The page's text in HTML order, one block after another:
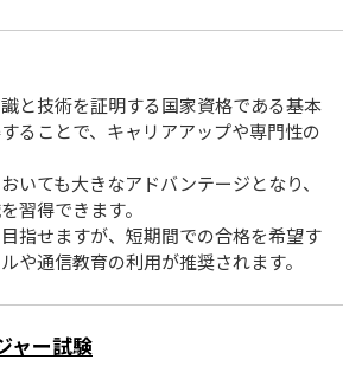
と技術を証明する国家資格である基本
ることで、キャリアアップや専門性の
いても大きなアドバンテージとなり、
習得できます。
指せますが、短期間での合格を希望す
や通信教育の利用が推奨されます。
ャー試験